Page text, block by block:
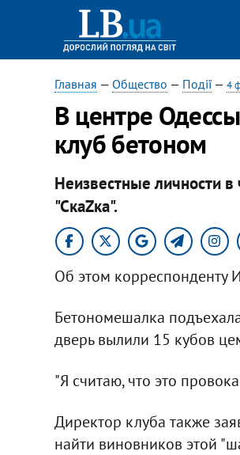
Главная — Общество — Події— 4
В центре
клуб бетоном
Неизвестные личности
"СкаZка".
Об этом корреспонденту
Бетономешалка
дверь вылили 15 кубов
"Я считаю, что это
Директор клуба также
найти виновников этой